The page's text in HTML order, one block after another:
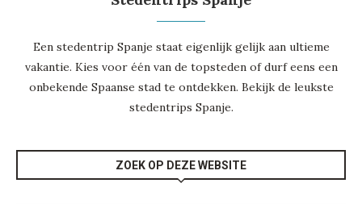
Een stedentrip Spanje staat eigenlijk gelijk aan ultieme
vakantie. Kies voor één van de topsteden of durf eens een
onbekende Spaanse stad te ontdekken. Bekijk de leukste
stedentrips Spanje.
ZOEK OP DEZE WEBSITE